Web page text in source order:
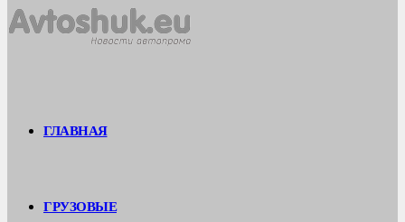
ГЛАВНАЯ
ГРУЗОВЫЕ